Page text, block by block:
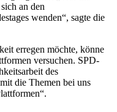
an den
wenden“, sagte die
erregen möchte, könne
versuchen. SPD-
des
die Themen bei uns